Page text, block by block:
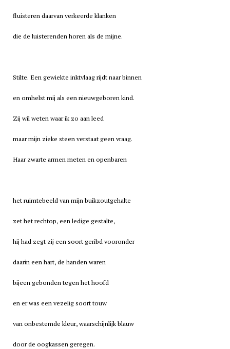
fluisteren daarvan verkeerde klanken
die de luisterenden horen als de mijne.
Stilte. Een gewiekte inktvlaag rijdt naar binnen
en omhelst mij als een nieuwgeboren kind.
Zij wil weten waar ik zo aan leed
maar mijn zieke steen verstaat geen vraag.
Haar zwarte armen meten en openbaren
het ruimtebeeld van mijn buikzoutgehalte
zet het rechtop, een ledige gestalte,
hij had zegt zij een soort geribd vooronder
daarin een hart, de handen waren
bijeen gebonden tegen het hoofd
en er was een vezelig soort touw
van onbestemde kleur, waarschijnlijk blauw
door de oogkassen geregen.